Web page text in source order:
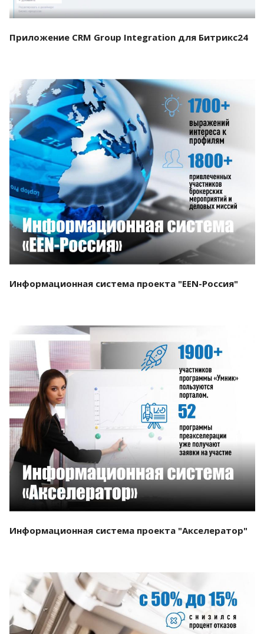
Приложение CRM Group Integration для Битрикс24
Смотреть проект
Информационная система проекта "EEN-Россия"
Смотреть проект
Информационная система проекта "Акселератор"